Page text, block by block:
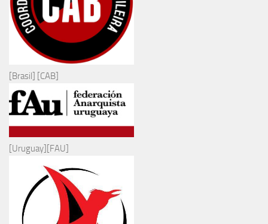
[Brasil] [CAB]
[Uruguay][FAU]